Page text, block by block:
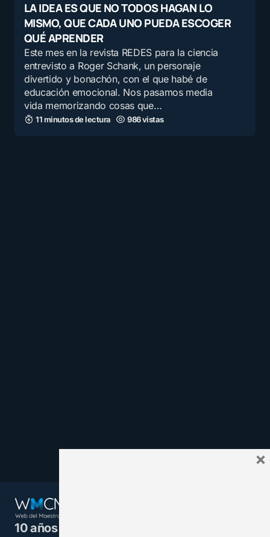
LA IDEA ES QUE NO TODOS HAGAN LO
MISMO, QUE CADA UNO PUEDA ESCOGER
QUÉ APRENDER
Este mes en la revista REDES para la ciencia
entrevisto a Roger Schank, un personaje
divertido y bonachón, con el que habé de
educación emocional. Nos pasamos media
vida memorizando cosas que…
11 minutos de lectura 986 vistas
10 años juntos y más unidos.
×